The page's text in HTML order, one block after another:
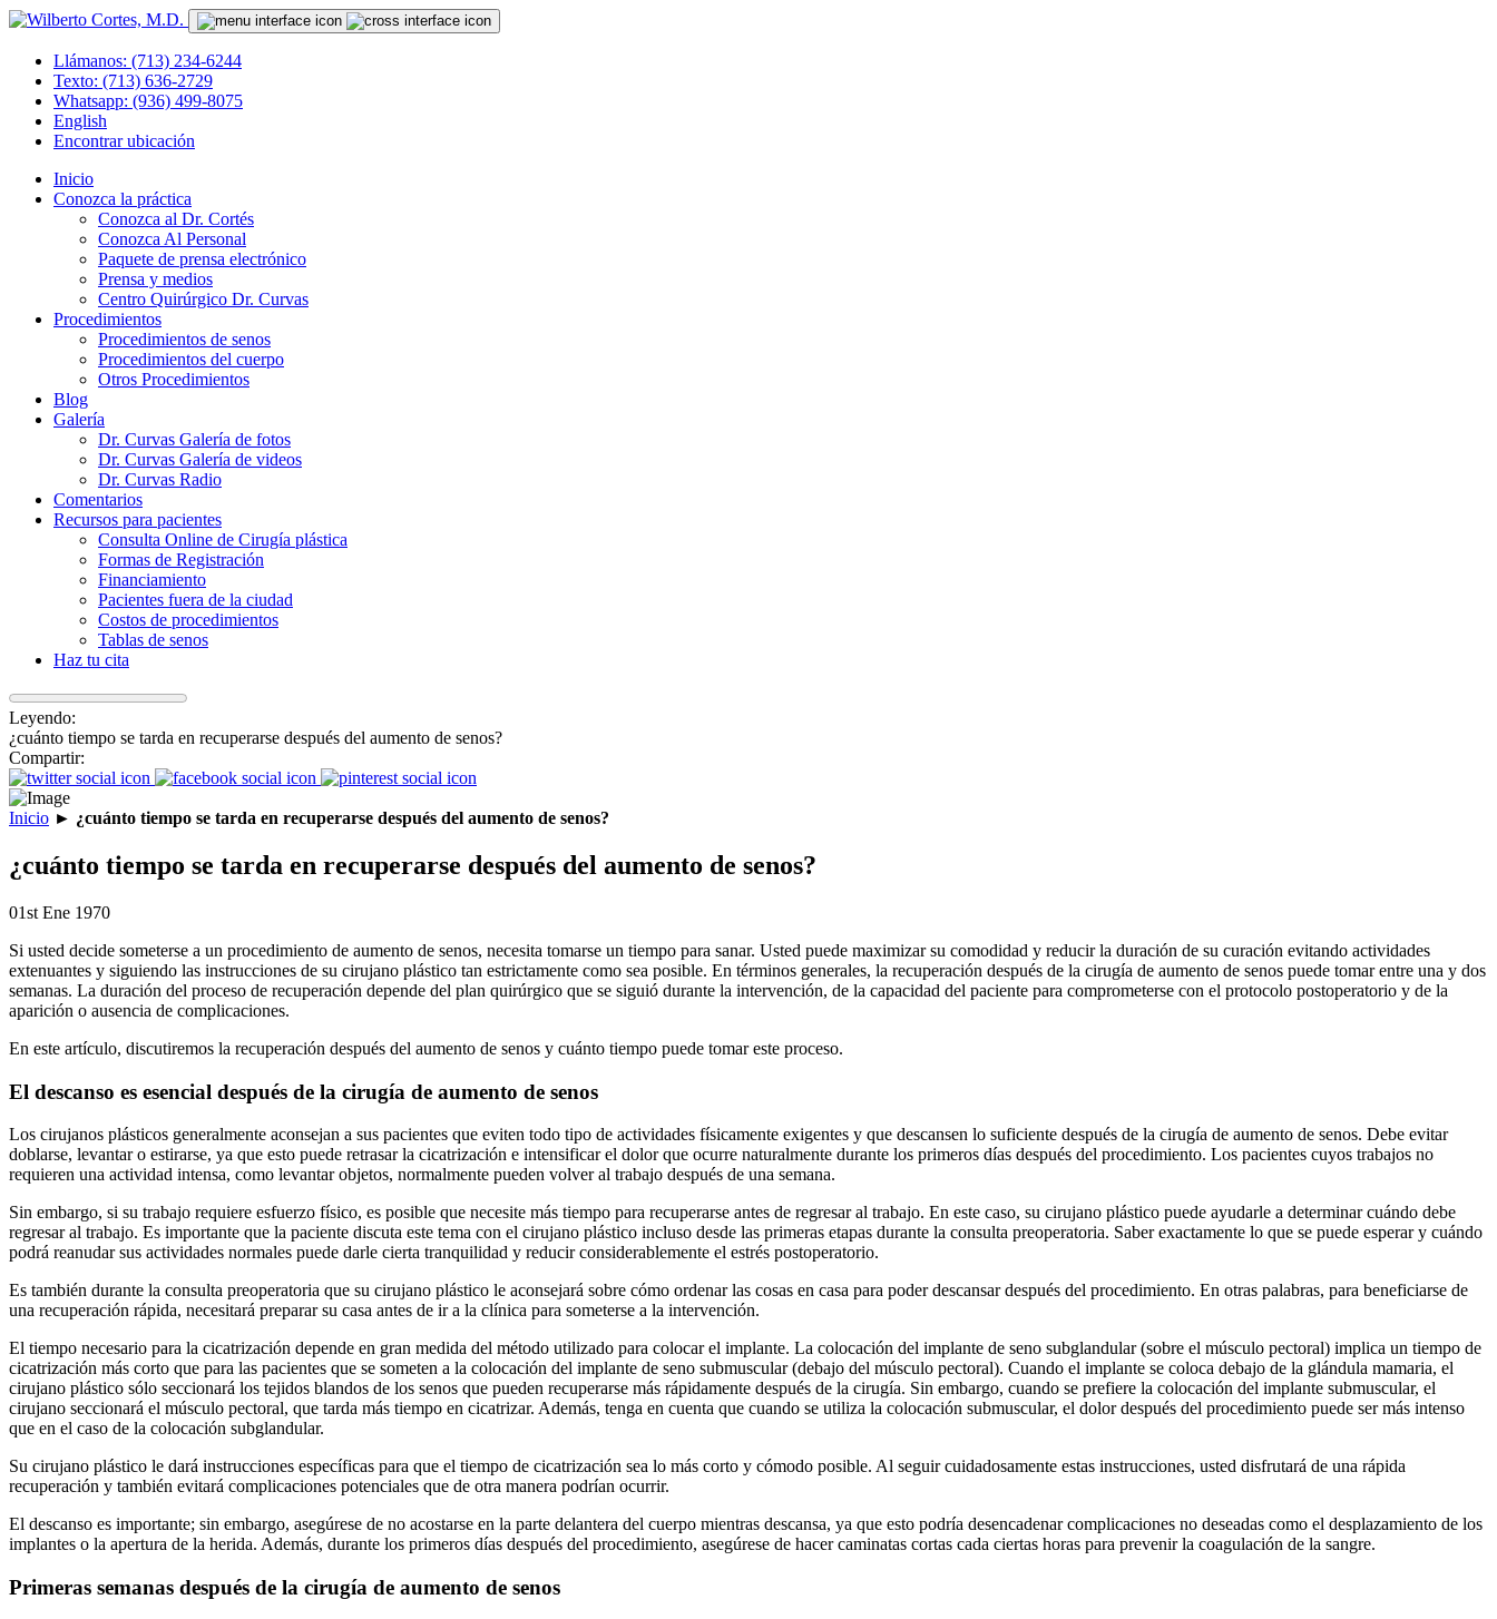
Llámanos: (713) 234-6244
Texto: (713) 636-2729
Whatsapp: (936) 499-8075
English
Encontrar ubicación
Inicio
Conozca la práctica
Conozca al Dr. Cortés
Conozca Al Personal
Paquete de prensa electrónico
Prensa y medios
Centro Quirúrgico Dr. Curvas
Procedimientos
Procedimientos de senos
Procedimientos del cuerpo
Otros Procedimientos
Blog
Galería
Dr. Curvas Galería de fotos
Dr. Curvas Galería de videos
Dr. Curvas Radio
Comentarios
Recursos para pacientes
Consulta Online de Cirugía plástica
Formas de Registración
Financiamiento
Pacientes fuera de la ciudad
Costos de procedimientos
Tablas de senos
Haz tu cita
Leyendo:
¿cuánto tiempo se tarda en recuperarse después del aumento de senos?
Compartir:
Inicio ► ¿cuánto tiempo se tarda en recuperarse después del aumento de senos?
¿cuánto tiempo se tarda en recuperarse después del aumento de senos?
01st Ene 1970
Si usted decide someterse a un procedimiento de aumento de senos, necesita tomarse un tiempo para sanar. Usted puede maximizar su comodidad y reducir la duración de su curación evitando actividades
extenuantes y siguiendo las instrucciones de su cirujano plástico tan estrictamente como sea posible. En términos generales, la recuperación después de la cirugía de aumento de senos puede tomar entre una y dos
semanas. La duración del proceso de recuperación depende del plan quirúrgico que se siguió durante la intervención, de la capacidad del paciente para comprometerse con el protocolo postoperatorio y de la
aparición o ausencia de complicaciones.
En este artículo, discutiremos la recuperación después del aumento de senos y cuánto tiempo puede tomar este proceso.
El descanso es esencial después de la cirugía de aumento de senos
Los cirujanos plásticos generalmente aconsejan a sus pacientes que eviten todo tipo de actividades físicamente exigentes y que descansen lo suficiente después de la cirugía de aumento de senos. Debe evitar
doblarse, levantar o estirarse, ya que esto puede retrasar la cicatrización e intensificar el dolor que ocurre naturalmente durante los primeros días después del procedimiento. Los pacientes cuyos trabajos no
requieren una actividad intensa, como levantar objetos, normalmente pueden volver al trabajo después de una semana.
Sin embargo, si su trabajo requiere esfuerzo físico, es posible que necesite más tiempo para recuperarse antes de regresar al trabajo. En este caso, su cirujano plástico puede ayudarle a determinar cuándo debe
regresar al trabajo. Es importante que la paciente discuta este tema con el cirujano plástico incluso desde las primeras etapas durante la consulta preoperatoria. Saber exactamente lo que se puede esperar y cuándo
podrá reanudar sus actividades normales puede darle cierta tranquilidad y reducir considerablemente el estrés postoperatorio.
Es también durante la consulta preoperatoria que su cirujano plástico le aconsejará sobre cómo ordenar las cosas en casa para poder descansar después del procedimiento. En otras palabras, para beneficiarse de
una recuperación rápida, necesitará preparar su casa antes de ir a la clínica para someterse a la intervención.
El tiempo necesario para la cicatrización depende en gran medida del método utilizado para colocar el implante. La colocación del implante de seno subglandular (sobre el músculo pectoral) implica un tiempo de
cicatrización más corto que para las pacientes que se someten a la colocación del implante de seno submuscular (debajo del músculo pectoral). Cuando el implante se coloca debajo de la glándula mamaria, el
cirujano plástico sólo seccionará los tejidos blandos de los senos que pueden recuperarse más rápidamente después de la cirugía. Sin embargo, cuando se prefiere la colocación del implante submuscular, el
cirujano seccionará el músculo pectoral, que tarda más tiempo en cicatrizar. Además, tenga en cuenta que cuando se utiliza la colocación submuscular, el dolor después del procedimiento puede ser más intenso
que en el caso de la colocación subglandular.
Su cirujano plástico le dará instrucciones específicas para que el tiempo de cicatrización sea lo más corto y cómodo posible. Al seguir cuidadosamente estas instrucciones, usted disfrutará de una rápida
recuperación y también evitará complicaciones potenciales que de otra manera podrían ocurrir.
El descanso es importante; sin embargo, asegúrese de no acostarse en la parte delantera del cuerpo mientras descansa, ya que esto podría desencadenar complicaciones no deseadas como el desplazamiento de los
implantes o la apertura de la herida. Además, durante los primeros días después del procedimiento, asegúrese de hacer caminatas cortas cada ciertas horas para prevenir la coagulación de la sangre.
Primeras semanas después de la cirugía de aumento de senos